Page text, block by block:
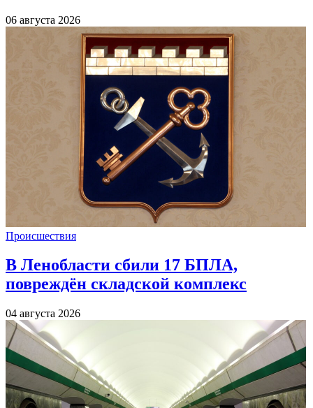
06 августа 2026
Происшествия
В Ленобласти сбили 17 БПЛА,
повреждён складской комплекс
04 августа 2026